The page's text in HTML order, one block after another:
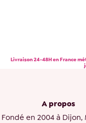
Livraison 24-48H en France
A propos
Fondé en 2004 à Dijon,